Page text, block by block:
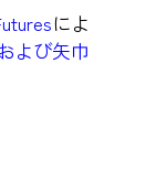
によ
よび矢巾